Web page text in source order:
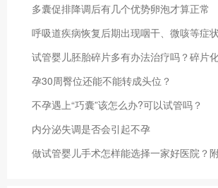
多囊促排降调后有几个优势卵泡才算正常
孕30周臀位还能不能转成头位？
不孕遇上“巧囊”该怎么办?可以试管吗？
内分泌失调是否会引起不孕
做试管婴儿手术怎样能选择一家好医院？